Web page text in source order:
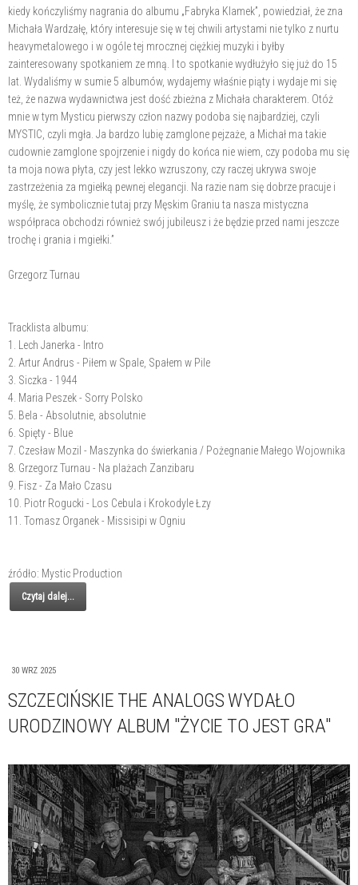
kiedy kończyliśmy nagrania do albumu „Fabryka Klamek”, powiedział, że zna
Michała Wardzałę, który interesuje się w tej chwili artystami nie tylko z nurtu
heavymetalowego i w ogóle tej mrocznej ciężkiej muzyki i byłby
zainteresowany spotkaniem ze mną. I to spotkanie wydłużyło się już do 15
lat. Wydaliśmy w sumie 5 albumów, wydajemy właśnie piąty i wydaje mi się
też, że nazwa wydawnictwa jest dość zbieżna z Michała charakterem. Otóż
mnie w tym Mysticu pierwszy człon nazwy podoba się najbardziej, czyli
MYSTIC, czyli mgła. Ja bardzo lubię zamglone pejzaże, a Michał ma takie
cudownie zamglone spojrzenie i nigdy do końca nie wiem, czy podoba mu się
ta moja nowa płyta, czy jest lekko wzruszony, czy raczej ukrywa swoje
zastrzeżenia za mgiełką pewnej elegancji. Na razie nam się dobrze pracuje i
myślę, że symbolicznie tutaj przy Męskim Graniu ta nasza mistyczna
współpraca obchodzi również swój jubileusz i że będzie przed nami jeszcze
trochę i grania i mgiełki.”
Grzegorz Turnau
Tracklista albumu:
1. Lech Janerka - Intro
2. Artur Andrus - Piłem w Spale, Spałem w Pile
3. Siczka - 1944
4. Maria Peszek - Sorry Polsko
5. Bela - Absolutnie, absolutnie
6. Spięty - Blue
7. Czesław Mozil - Maszynka do świerkania / Pożegnanie Małego Wojownika
8. Grzegorz Turnau - Na plażach Zanzibaru
9. Fisz - Za Mało Czasu
10. Piotr Rogucki - Los Cebula i Krokodyle Łzy
11. Tomasz Organek - Missisipi w Ogniu
źródło: Mystic Production
Czytaj dalej...
30 WRZ 2025
SZCZECIŃSKIE THE ANALOGS WYDAŁO
URODZINOWY ALBUM "ŻYCIE TO JEST GRA"